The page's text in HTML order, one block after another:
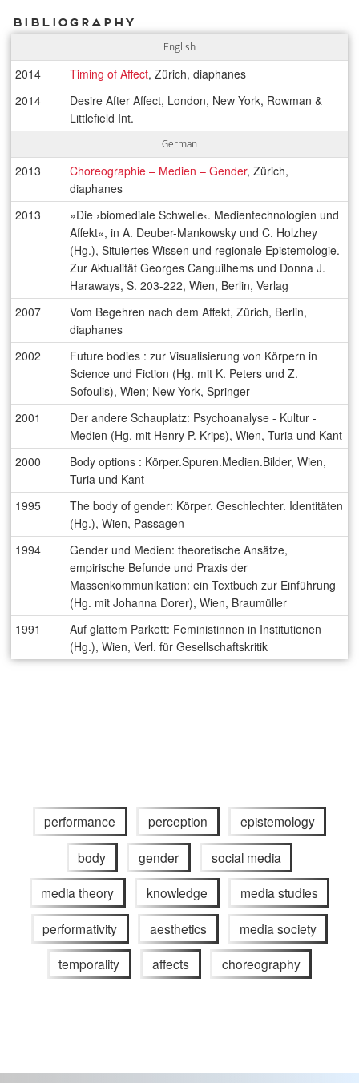
Bibliography
English
2014 Timing of Affect, Zürich, diaphanes
2014
Desire After Affect, London, New York, Rowman &
Littlefield Int.
German
2013 Choreographie – Medien – Gender, Zürich,
diaphanes
2013
»Die ›biomediale Schwelle‹. Medientechnologien und
Affekt«, in A. Deuber-Mankowsky und C. Holzhey
(Hg.), Situiertes Wissen und regionale Epistemologie.
Zur Aktualität Georges Canguilhems und Donna J.
Haraways, S. 203-222, Wien, Berlin, Verlag
2007
Vom Begehren nach dem Affekt, Zürich, Berlin,
diaphanes
2002
Future bodies : zur Visualisierung von Körpern in
Science und Fiction (Hg. mit K. Peters und Z.
Sofoulis), Wien; New York, Springer
2001
Der andere Schauplatz: Psychoanalyse - Kultur -
Medien (Hg. mit Henry P. Krips), Wien, Turia und Kant
2000
Body options : Körper.Spuren.Medien.Bilder, Wien,
Turia und Kant
1995
The body of gender: Körper. Geschlechter. Identitäten
(Hg.), Wien, Passagen
1994
Gender und Medien: theoretische Ansätze,
empirische Befunde und Praxis der
Massenkommunikation: ein Textbuch zur Einführung
(Hg. mit Johanna Dorer), Wien, Braumüller
1991
Auf glattem Parkett: Feministinnen in Institutionen
(Hg.), Wien, Verl. für Gesellschaftskritik
performance perception epistemology
body gender social media
media theory knowledge media studies
performativity aesthetics media society
temporality affects choreography